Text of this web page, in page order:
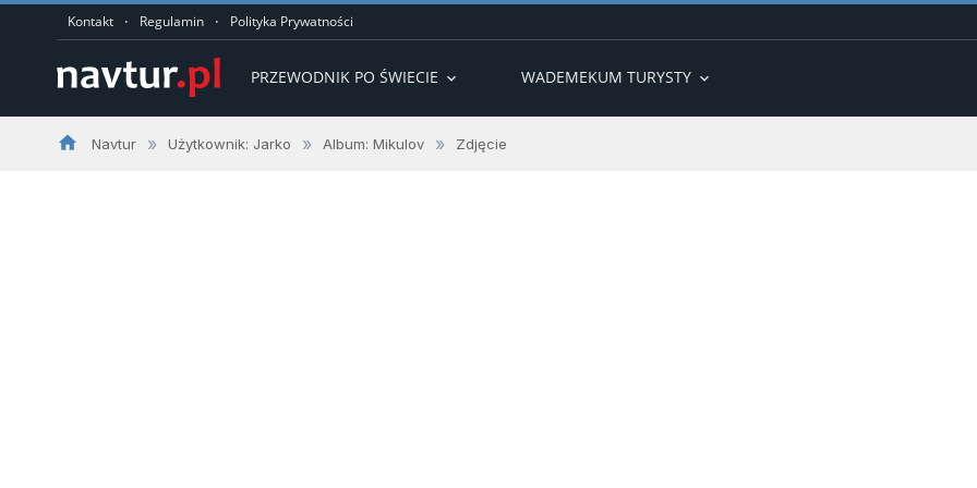
Kontakt · Regulamin · Polityka Prywatności
PRZEWODNIK PO ŚWIECIE expand_more WADEMEKUM TURYSTY expand_more
home Navtur » Użytkownik: Jarko » Album: Mikulov » Zdjęcie